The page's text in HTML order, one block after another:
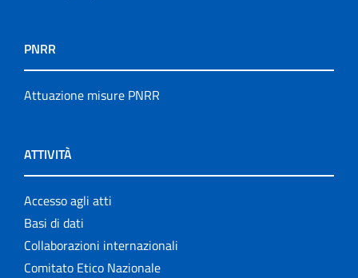
PNRR
Attuazione misure PNRR
ATTIVITÀ
Accesso agli atti
Basi di dati
Collaborazioni internazionali
Comitato Etico Nazionale